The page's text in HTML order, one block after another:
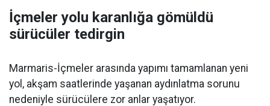
İçmeler yolu karanlığa gömüldü
sürücüler tedirgin
Marmaris-İçmeler arasında yapımı tamamlanan yeni
yol, akşam saatlerinde yaşanan aydınlatma sorunu
nedeniyle sürücülere zor anlar yaşatıyor.